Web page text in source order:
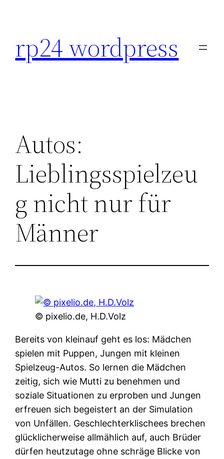
rp24 wordpress
Autos:
Lieblingsspielzeu
g nicht nur für
Männer
© pixelio.de, H.D.Volz
Bereits von kleinauf geht es los: Mädchen
spielen mit Puppen, Jungen mit kleinen
Spielzeug-Autos. So lernen die Mädchen
zeitig, sich wie Mutti zu benehmen und
soziale Situationen zu erproben und Jungen
erfreuen sich begeistert an der Simulation
von Unfällen. Geschlechterklischees brechen
glücklicherweise allmählich auf, auch Brüder
dürfen heutzutage ohne schräge Blicke von